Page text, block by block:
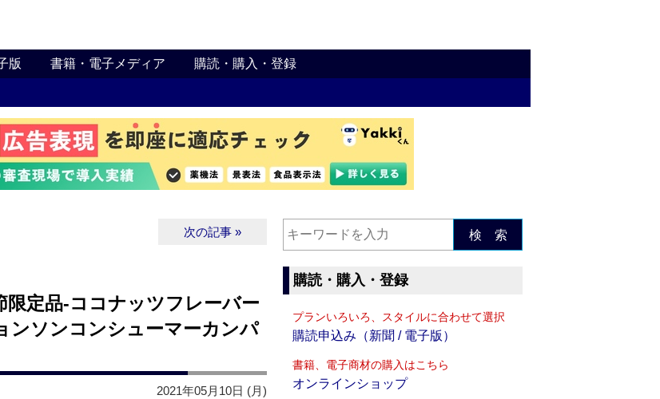
版 書籍・電子メディア 購読・購入・登録
次の記事 »
限定品‐ココナッツフレーバー
ソンコンシューマーカンパ
2021年05月10日 (月)
検 索
購読・購入・登録
プランいろいろ、スタイルに合わせて選択
購読申込み（新聞 / 電子版）
書籍、電子商材の購入はこちら
オンラインショップ